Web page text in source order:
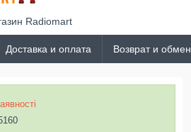
Radiomart
Доставка и оплата Возврат и обмен